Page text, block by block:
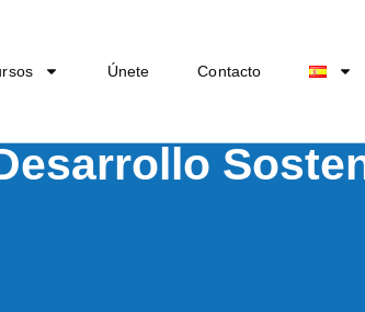
Únete Contacto